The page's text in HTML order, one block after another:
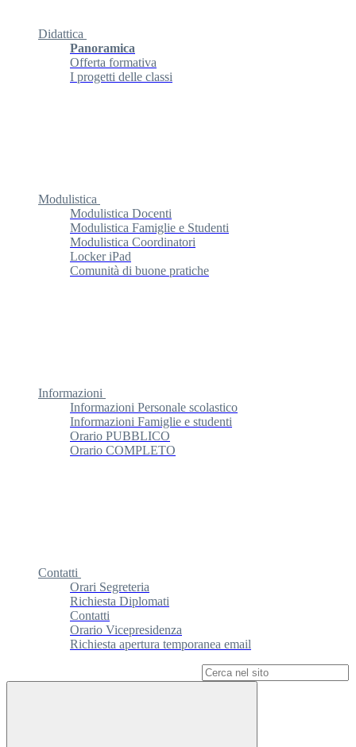
Didattica
Panoramica
Offerta formativa
I progetti delle classi
Modulistica
Modulistica Docenti
Modulistica Famiglie e Studenti
Modulistica Coordinatori
Locker iPad
Comunità di buone pratiche
Informazioni
Informazioni Personale scolastico
Informazioni Famiglie e studenti
Orario PUBBLICO
Orario COMPLETO
Contatti
Orari Segreteria
Richiesta Diplomati
Contatti
Orario Vicepresidenza
Richiesta apertura temporanea email